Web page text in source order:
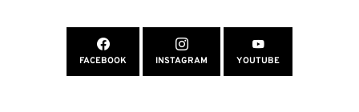
FACEBOOK INSTAGRAM YOUTUBE